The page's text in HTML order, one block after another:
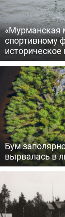
«Мурманская
спортивному
историческое
Бум
вырвалась в